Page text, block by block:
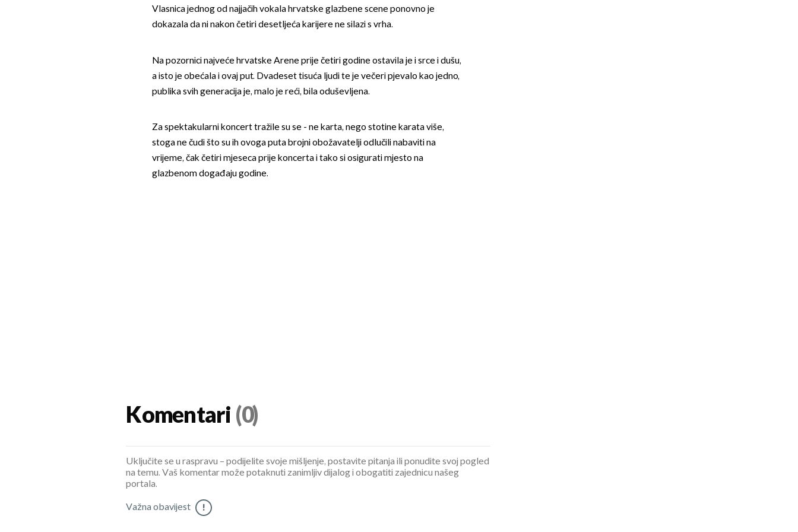
Vlasnica jednog od najjačih vokala hrvatske glazbene scene ponovno je
dokazala da ni nakon četiri desetljeća karijere ne silazi s vrha.
Na pozornici najveće hrvatske Arene prije četiri godine ostavila je i srce i dušu,
a isto je obećala i ovaj put. Dvadeset tisuća ljudi te je večeri pjevalo kao jedno,
publika svih generacija je, malo je reći, bila oduševljena.
Za spektakularni koncert tražile su se - ne karta, nego stotine karata više,
stoga ne čudi što su ih ovoga puta brojni obožavatelji odlučili nabaviti na
vrijeme, čak četiri mjeseca prije koncerta i tako si osigurati mjesto na
glazbenom događaju godine.
Komentari (0)
Uključite se u raspravu – podijelite svoje mišljenje, postavite pitanja ili ponudite svoj pogled
na temu. Vaš komentar može potaknuti zanimljiv dijalog i obogatiti zajednicu našeg
portala.
Važna obavijest !